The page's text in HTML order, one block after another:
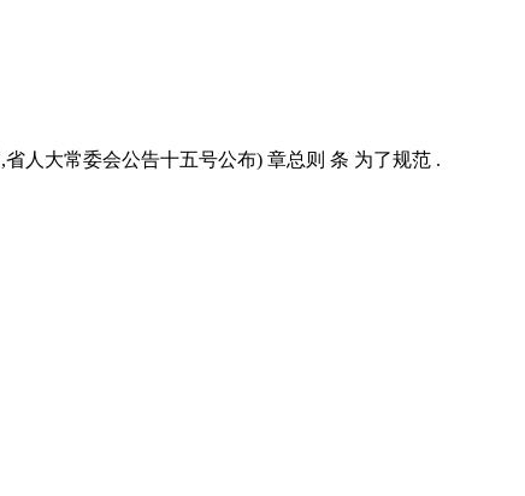
人大常委会公告十五号公布) 章总则 条 为了规范 .